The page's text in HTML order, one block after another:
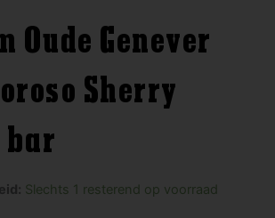
Oude Genever
Sherry
Slechts 1 resterend op voorraad